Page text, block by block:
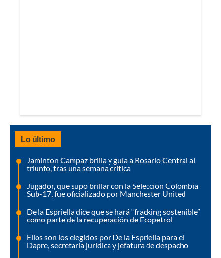
Lo último
Jaminton Campaz brilla y guía a Rosario Central al
triunfo, tras una semana crítica
Jugador, que supo brillar con la Selección Colombia
Sub-17, fue oficializado por Manchester United
De la Espriella dice que se hará “fracking sostenible”
como parte de la recuperación de Ecopetrol
Ellos son los elegidos por De la Espriella para el
Dapre, secretaría jurídica y jefatura de despacho